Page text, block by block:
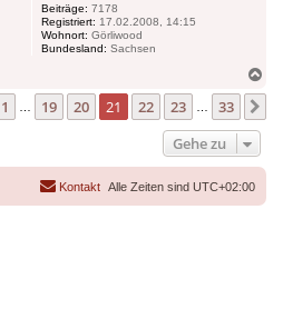
Beiträge: 7178
Registriert: 17.02.2008, 14:15
Wohnort: Görliwood
Bundesland: Sachsen
21 von 33
Vorherige
1 19 20 21 22 23 33
Gehe zu
Alle Zeiten sind UTC+02:00
Kontakt